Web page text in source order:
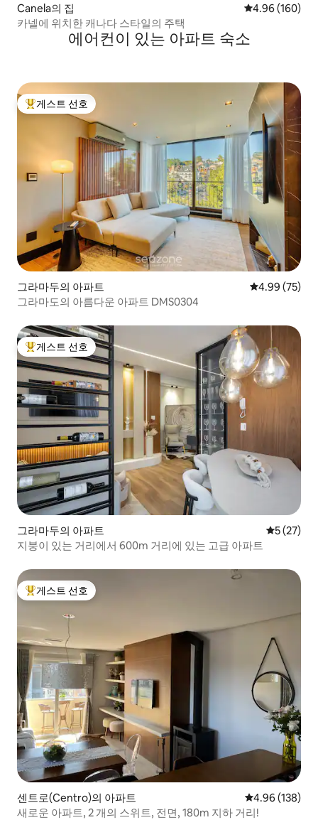
Canela의 집 평점 4.96점(5
4.96 (160)
카넬에 위치한 캐나다 스타일의 주택
에어컨이 있는 아파트 숙소
상위 게스트 선호
게스트 선호
그라마두의 아파트 평점 4.99점(5
4.99 (75)
그라마도의 아름다운 아파트 DMS0304
상위 게스트 선호
게스트 선호
그라마두의 아파트 평점 5점
5 (27)
지붕이 있는 거리에서 600m 거리에 있는 고급 아파트
상위 게스트 선호
게스트 선호
센트로(Centro)의 아파트 평점 4.96점(5
4.96 (138)
새로운 아파트, 2 개의 스위트, 전면, 180m 지하 거리!